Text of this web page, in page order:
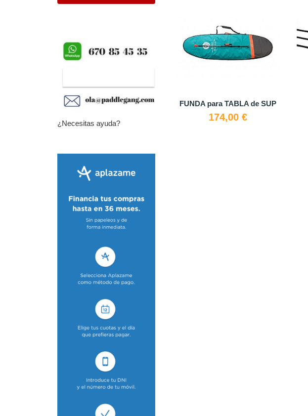
¿Necesitas ayuda?
FUNDA para TABLA de SUP
174,00 €